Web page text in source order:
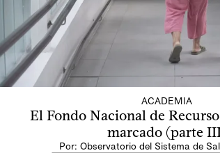
ACADEMIA
El Fondo Nacional de
marcado (parte
Por: Observatorio del Sistema de